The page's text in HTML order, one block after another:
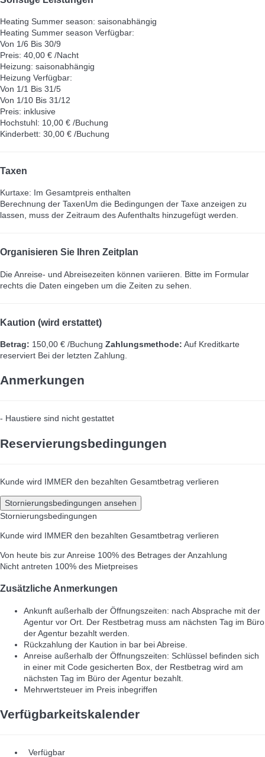
Heating Summer season: saisonabhängig
Heating Summer season Verfügbar:
Von 1/6 Bis 30/9
Preis: 40,00 € /Nacht
Heizung: saisonabhängig
Heizung Verfügbar:
Von 1/1 Bis 31/5
Von 1/10 Bis 31/12
Preis: inklusive
Hochstuhl: 10,00 € /Buchung
Kinderbett: 30,00 € /Buchung
Taxen
Kurtaxe: Im Gesamtpreis enthalten
Berechnung der TaxenUm die Bedingungen der Taxe anzeigen zu
lassen, muss der Zeitraum des Aufenthalts hinzugefügt werden.
Organisieren Sie Ihren Zeitplan
Die Anreise- und Abreisezeiten können variieren. Bitte im Formular
rechts die Daten eingeben um die Zeiten zu sehen.
Kaution (wird erstattet)
Betrag: 150,00 € /Buchung Zahlungsmethode: Auf Kreditkarte
reserviert Bei der letzten Zahlung.
Anmerkungen
- Haustiere sind nicht gestattet
Reservierungsbedingungen
Kunde wird IMMER den bezahlten Gesamtbetrag verlieren
Stornierungsbedingungen ansehen
Stornierungsbedingungen
Kunde wird IMMER den bezahlten Gesamtbetrag verlieren
Von heute bis zur Anreise 100% des Betrages der Anzahlung
Nicht antreten 100% des Mietpreises
Zusätzliche Anmerkungen
Ankunft außerhalb der Öffnungszeiten: nach Absprache mit der
Agentur vor Ort. Der Restbetrag muss am nächsten Tag im Büro
der Agentur bezahlt werden.
Rückzahlung der Kaution in bar bei Abreise.
Anreise außerhalb der Öffnungszeiten: Schlüssel befinden sich
in einer mit Code gesicherten Box, der Restbetrag wird am
nächsten Tag im Büro der Agentur bezahlt.
Mehrwertsteuer im Preis inbegriffen
Verfügbarkeitskalender
Verfügbar